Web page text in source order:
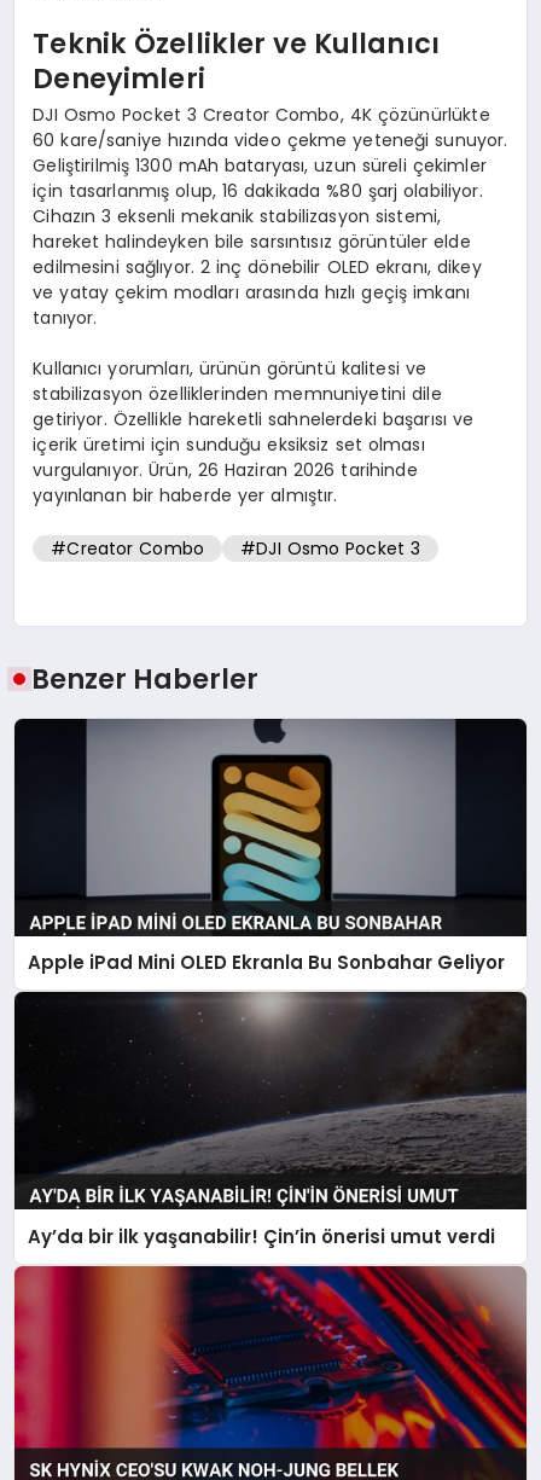
Teknik Özellikler ve Kullanıcı
Deneyimleri
DJI Osmo Pocket 3 Creator Combo, 4K çözünürlükte
60 kare/saniye hızında video çekme yeteneği sunuyor.
Geliştirilmiş 1300 mAh bataryası, uzun süreli çekimler
için tasarlanmış olup, 16 dakikada %80 şarj olabiliyor.
Cihazın 3 eksenli mekanik stabilizasyon sistemi,
hareket halindeyken bile sarsıntısız görüntüler elde
edilmesini sağlıyor. 2 inç dönebilir OLED ekranı, dikey
ve yatay çekim modları arasında hızlı geçiş imkanı
tanıyor.
Kullanıcı yorumları, ürünün görüntü kalitesi ve
stabilizasyon özelliklerinden memnuniyetini dile
getiriyor. Özellikle hareketli sahnelerdeki başarısı ve
içerik üretimi için sunduğu eksiksiz set olması
vurgulanıyor. Ürün, 26 Haziran 2026 tarihinde
yayınlanan bir haberde yer almıştır.
#Creator Combo #DJI Osmo Pocket 3
Benzer Haberler
Apple iPad Mini OLED Ekranla Bu Sonbahar Geliyor
Ay’da bir ilk yaşanabilir! Çin’in önerisi umut verdi